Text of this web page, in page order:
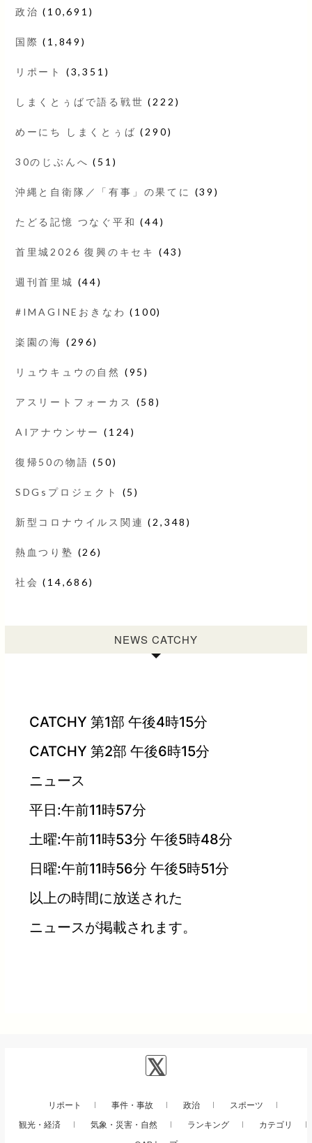
政治 (10,691)
国際 (1,849)
リポート (3,351)
しまくとぅばで語る戦世 (222)
めーにち しまくとぅば (290)
30のじぶんへ (51)
沖縄と自衛隊／「有事」の果てに (39)
たどる記憶 つなぐ平和 (44)
首里城2026 復興のキセキ (43)
週刊首里城 (44)
#IMAGINEおきなわ (100)
楽園の海 (296)
リュウキュウの自然 (95)
アスリートフォーカス (58)
AIアナウンサー (124)
復帰50の物語 (50)
SDGsプロジェクト (5)
新型コロナウイルス関連 (2,348)
熱血つり塾 (26)
社会 (14,686)
NEWS CATCHY
CATCHY 第1部 午後4時15分
CATCHY 第2部 午後6時15分
ニュース
平日:午前11時57分
土曜:午前11時53分 午後5時48分
日曜:午前11時56分 午後5時51分
以上の時間に放送された
ニュースが掲載されます。
リポート 事件・事故 政治
スポーツ
観光・経済
気象・災害・自然 ランキング
カテゴリ